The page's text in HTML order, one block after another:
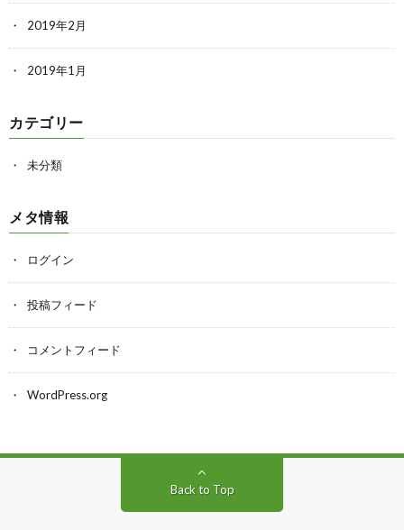
2019年2月
2019年1月
カテゴリー
未分類
メタ情報
ログイン
投稿フィード
コメントフィード
WordPress.org
Back to Top